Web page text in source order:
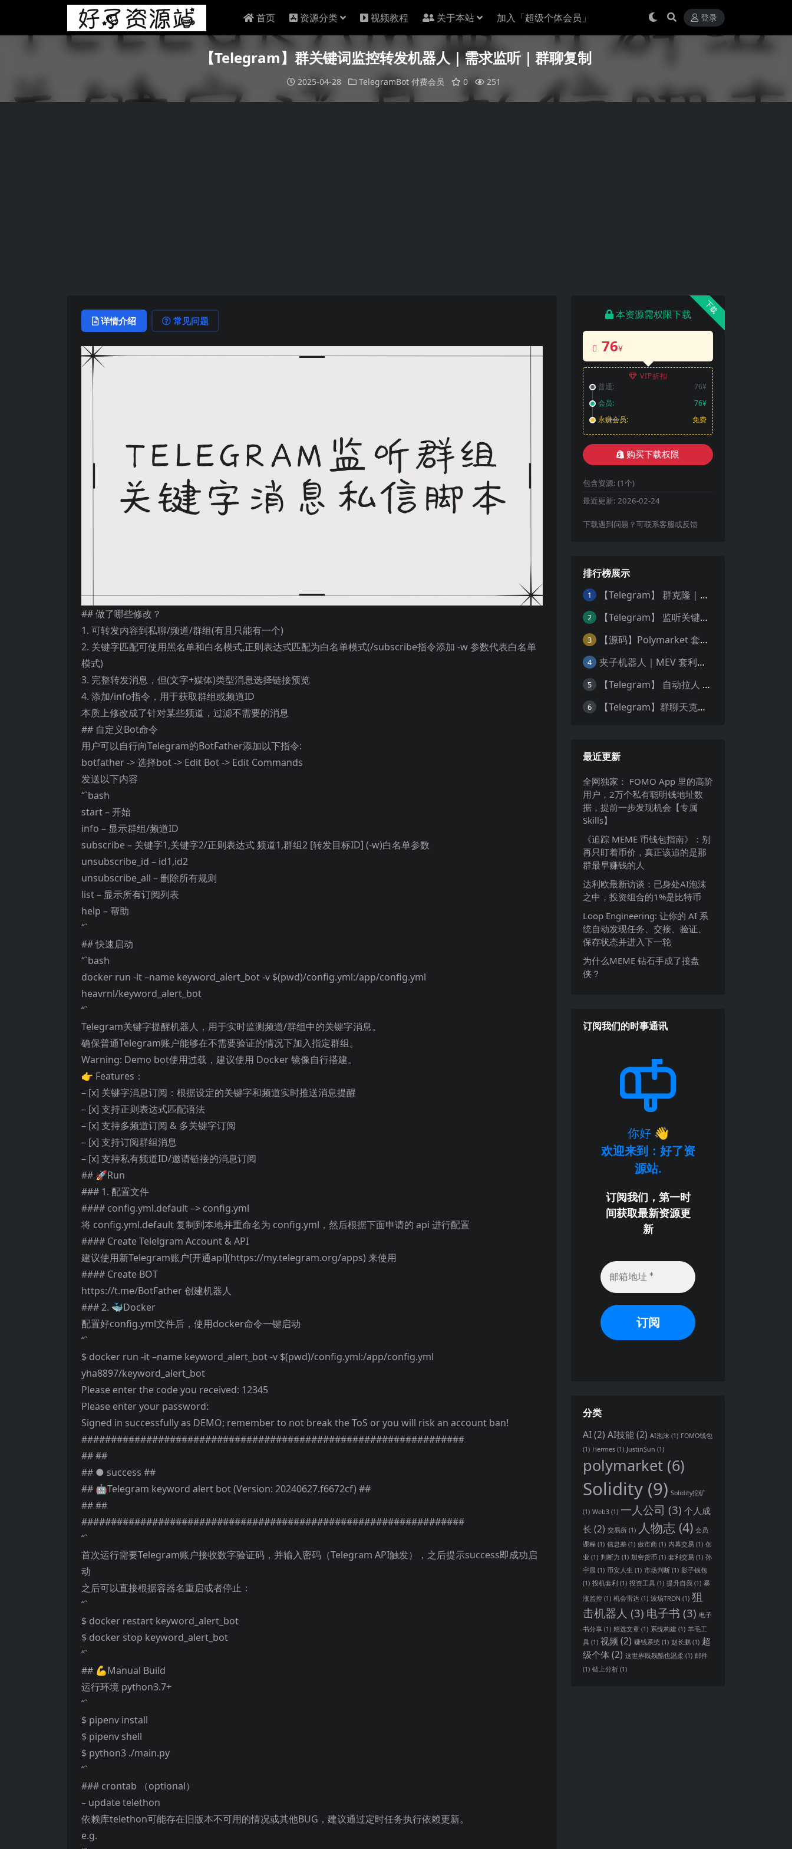
首页 资源分类 视频教程 关于本站 加入「超级个体会员」 登录
【Telegram】群关键词监控转发机器人｜需求监听｜群聊复制
2025-04-28 TelegramBot 付费会员 0 251
详情介绍 常见问题
## 做了哪些修改？
1. 可转发内容到私聊/频道/群组(有且只能有一个)
2. 关键字匹配可使用黑名单和白名模式,正则表达式匹配为白名单模式(/subscribe指令添加 -w 参数代表白名单
模式)
3. 完整转发消息，但(文字+媒体)类型消息选择链接预览
4. 添加/info指令，用于获取群组或频道ID
本质上修改成了针对某些频道，过滤不需要的消息
## 自定义Bot命令
用户可以自行向Telegram的BotFather添加以下指令:
botfather -> 选择bot -> Edit Bot -> Edit Commands
发送以下内容
“`bash
start – 开始
info – 显示群组/频道ID
subscribe – 关键字1,关键字2/正则表达式 频道1,群组2 [转发目标ID] (-w)白名单参数
unsubscribe_id – id1,id2
unsubscribe_all – 删除所有规则
list – 显示所有订阅列表
help – 帮助
“`
## 快速启动
“`bash
docker run -it –name keyword_alert_bot -v $(pwd)/config.yml:/app/config.yml
heavrnl/keyword_alert_bot
“`
Telegram关键字提醒机器人，用于实时监测频道/群组中的关键字消息。
确保普通Telegram账户能够在不需要验证的情况下加入指定群组。
Warning: Demo bot使用过载，建议使用 Docker 镜像自行搭建。
👉 Features：
– [x] 关键字消息订阅：根据设定的关键字和频道实时推送消息提醒
– [x] 支持正则表达式匹配语法
– [x] 支持多频道订阅 & 多关键字订阅
– [x] 支持订阅群组消息
– [x] 支持私有频道ID/邀请链接的消息订阅
## 🚀Run
### 1. 配置文件
#### config.yml.default –> config.yml
将 config.yml.default 复制到本地并重命名为 config.yml，然后根据下面申请的 api 进行配置
#### Create Telelgram Account & API
建议使用新Telegram账户[开通api](https://my.telegram.org/apps) 来使用
#### Create BOT
https://t.me/BotFather 创建机器人
### 2. 🐳Docker
配置好config.yml文件后，使用docker命令一键启动
“`
$ docker run -it –name keyword_alert_bot -v $(pwd)/config.yml:/app/config.yml
yha8897/keyword_alert_bot
Please enter the code you received: 12345
Please enter your password:
Signed in successfully as DEMO; remember to not break the ToS or you will risk an account ban!
#################################################################
## ##
## ● success ##
## 🤖️Telegram keyword alert bot (Version: 20240627.f6672cf) ##
## ##
#################################################################
“`
首次运行需要Telegram账户接收数字验证码，并输入密码（Telegram API触发），之后提示success即成功启
动
之后可以直接根据容器名重启或者停止：
“`
$ docker restart keyword_alert_bot
$ docker stop keyword_alert_bot
“`
## 💪Manual Build
运行环境 python3.7+
“`
$ pipenv install
$ pipenv shell
$ python3 ./main.py
“`
### crontab （optional）
– update telethon
依赖库telethon可能存在旧版本不可用的情况或其他BUG，建议通过定时任务执行依赖更新。
e.g.
下载
本资源需权限下载
76¥
VIP折扣
普通:
76¥
会员:
76¥
永赚会员:
免费
购买下载权限
包含资源: (1个)
最近更新: 2026-02-24
下载遇到问题？可联系客服或反馈
排行榜展示
1 【Telegram】 群克隆｜群复制Bot
2 【Telegram】 监听关键词｜TG抓需求 ｜ 实时监测频道
3 【源码】Polymarket 套利机器人 (15分钟高频交易) — 稳定运行版｜更新5种策略
4 夹子机器人｜MEV 套利机器人 ｜ 三明治机器人 ｜ 抢跑机器人 ｜ 绿色安全版源码 ｜ 多语言版本 Python 、JS、Rust | 多链
5 【Telegram】 自动拉人 ｜ 自动强拉机器人 ｜电报群拉人Bot🤖️
6 【Telegram】群聊天克隆｜群复制 ｜Telegram 历史记录转发
最近更新
全网独家： FOMO App 里的高阶
用户，2万个私有聪明钱地址数
据，提前一步发现机会【专属
Skills】
《追踪 MEME 币钱包指南》：别
再只盯着币价，真正该追的是那
群最早赚钱的人
达利欧最新访谈：已身处AI泡沫
之中，投资组合的1%是比特币
Loop Engineering: 让你的 AI 系
统自动发现任务、交接、验证、
保存状态并进入下一轮
为什么MEME 钻石手成了接盘
侠？
订阅我们的时事通讯
你好👋
欢迎来到：好了资
源站.
订阅我们，第一时
间获取最新资源更
新
分类
AI(2) AI技能(2) AI泡沫 (1) FOMO钱包
(1) Hermes (1) JustinSun (1)
polymarket (6)
Solidity (9) Solidity挖矿
(1) Web3 (1) 一人公司 (3) 个人成
长 (2) 交易所 (1) 人物志 (4) 会员
课程 (1) 信息差 (1) 做市商 (1) 内幕交易 (1) 创
业 (1) 判断力 (1) 加密货币 (1) 套利交易 (1) 孙
宇晨 (1) 币安人生 (1) 市场判断 (1) 影子钱包
(1) 投机套利 (1) 投资工具 (1) 提升自我 (1) 暴
涨监控 (1) 机会雷达 (1) 波场TRON (1) 狙
击机器人 (3) 电子书 (3) 电子
书分享 (1) 精选文章 (1) 系统构建 (1) 羊毛工
具 (1) 视频 (2) 赚钱系统 (1) 赵长鹏 (1) 超
级个体(2) 这世界既残酷也温柔 (1) 邮件
(1) 链上分析 (1)